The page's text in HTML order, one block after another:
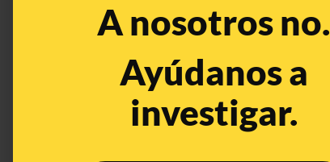
A nosotros no.
Ayúdanos a
investigar.
Suplementos de creatina
beneficios (y no para todos)